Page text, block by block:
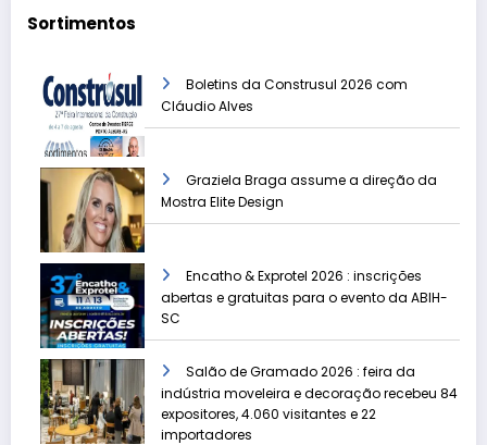
Sortimentos
Boletins da Construsul 2026 com
Cláudio Alves
Graziela Braga assume a direção da
Mostra Elite Design
Encatho & Exprotel 2026 : inscrições
abertas e gratuitas para o evento da ABIH-
SC
Salão de Gramado 2026 : feira da
indústria moveleira e decoração recebeu 84
expositores, 4.060 visitantes e 22
importadores